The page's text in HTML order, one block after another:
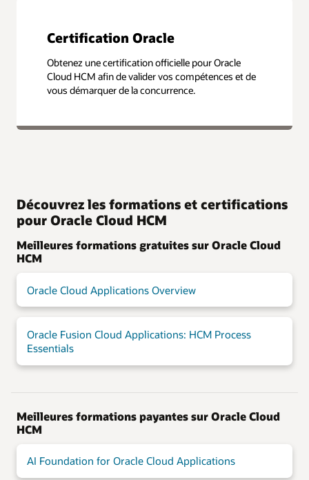
Certification Oracle
Obtenez une certification officielle pour Oracle
Cloud HCM afin de valider vos compétences et de
vous démarquer de la concurrence.
Découvrez les formations et certifications
pour Oracle Cloud HCM
Meilleures formations gratuites sur Oracle Cloud
HCM
Oracle Cloud Applications Overview
Oracle Fusion Cloud Applications: HCM Process
Essentials
Meilleures formations payantes sur Oracle Cloud
HCM
AI Foundation for Oracle Cloud Applications